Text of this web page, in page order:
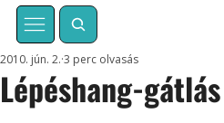
Lépéshang-gátlás
2010. jún. 2. 3 perc olvasás